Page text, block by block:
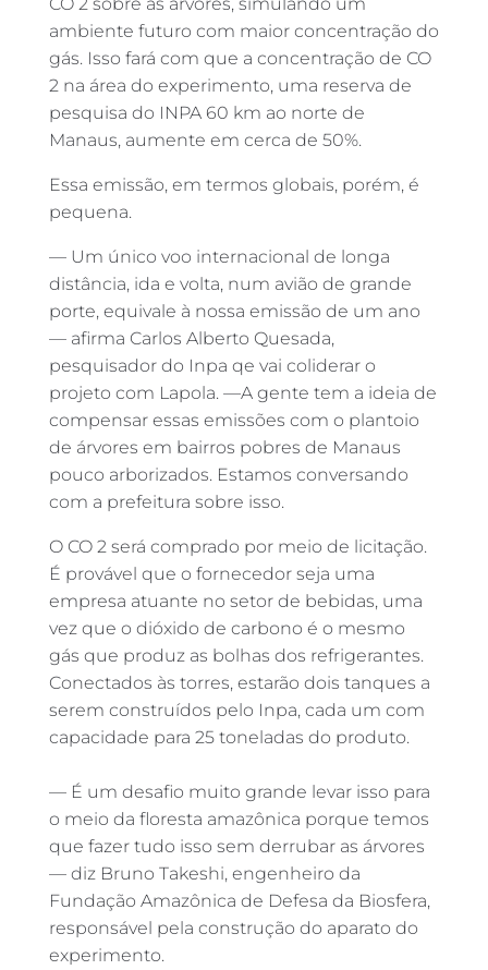
ambiente futuro com maior concentração do
gás. Isso fará com que a concentração de CO
2 na área do experimento, uma reserva de
pesquisa do INPA 60 km ao norte de
Manaus, aumente em cerca de 50%.
Essa emissão, em termos globais, porém, é
pequena.
— Um único voo internacional de longa
distância, ida e volta, num avião de grande
porte, equivale à nossa emissão de um ano
— afirma Carlos Alberto Quesada,
pesquisador do Inpa qe vai coliderar o
projeto com Lapola. —A gente tem a ideia de
compensar essas emissões com o plantoio
de árvores em bairros pobres de Manaus
pouco arborizados. Estamos conversando
com a prefeitura sobre isso.
O CO 2 será comprado por meio de licitação.
É provável que o fornecedor seja uma
empresa atuante no setor de bebidas, uma
vez que o dióxido de carbono é o mesmo
gás que produz as bolhas dos refrigerantes.
Conectados às torres, estarão dois tanques a
serem construídos pelo Inpa, cada um com
capacidade para 25 toneladas do produto.
— É um desafio muito grande levar isso para
o meio da floresta amazônica porque temos
que fazer tudo isso sem derrubar as árvores
— diz Bruno Takeshi, engenheiro da
Fundação Amazônica de Defesa da Biosfera,
responsável pela construção do aparato do
experimento.